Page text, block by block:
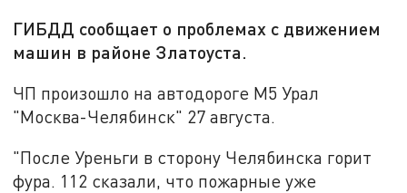
ГИБДД сообщает о проблемах с движением
машин в районе Златоуста.
ЧП произошло на автодороге М5 Урал
"Москва-Челябинск" 27 августа.
"После Уреньги в сторону Челябинска горит
фура. 112 сказали, что пожарные уже